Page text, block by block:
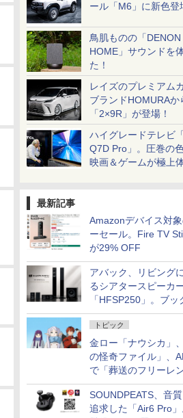
ール「M6」に新色登
鳥肌ものの「DENON
HOME」サウンドを
た！
レイズのプレミアム
ブランドHOMURAか
「2×9R」が登場！
ハイグレードテレビ
Q7D Pro」。圧巻の
映画＆ゲームが極上
最新記事
Amazonデバイス対
ーセール。Fire TV
が29% OFF
アバック、リビング
るシアタースピーカ
「HFSP250」。ブッ
ルフはペア3万円以下
トピック
金ロー「ナウシカ」
の怪奇ファイル」、
で「葬送のフリーレ
配信など。夏の特番
報
SOUNDPEATS、音
追求した「Air6 Pro